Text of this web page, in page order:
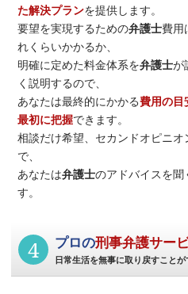
た解決プランを提供します。
要望を実現するための弁護士費用
れくらいかかるか、
明確に定めた料金体系を弁護士が
く説明するので、
あなたは最終的にかかる費用の目
最初に把握できます。
相談だけ希望、セカンドオピニ
で、
あなたは弁護士のアドバイスを聞
す。
4 プロの刑事弁護サー
日常生活を無事に取り戻すことが